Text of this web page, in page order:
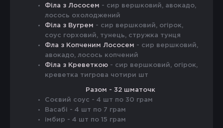
Філа з Лососем - сир вершковий, авокадо,
лосось охолоджений
Філа з Вугрем - сир вершковий, огірок,
соус горховий, тунець, стружка тунця
Фла з Копченим Лососем - сир вершковий,
авокадо, лосось копчений
Філа з Креветкою - сир вершковий, огірок,
креветка тигрова чотири шт
Разом - 32 шматочк
Соєвий соус - 4 шт по 30 грам
Васабі - 4 шт по 7 грам
імбир - 4 шт по 15 грам